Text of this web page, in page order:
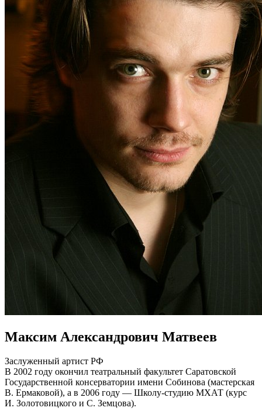
Максим Александрович Матвеев
Заслуженный артист РФ
В 2002 году окончил театральный факультет Саратовской
Государственной консерватории имени Собинова (мастерская
В. Ермаковой), а в 2006 году — Школу-студию МХАТ (курс
И. Золотовицкого и С. Земцова).